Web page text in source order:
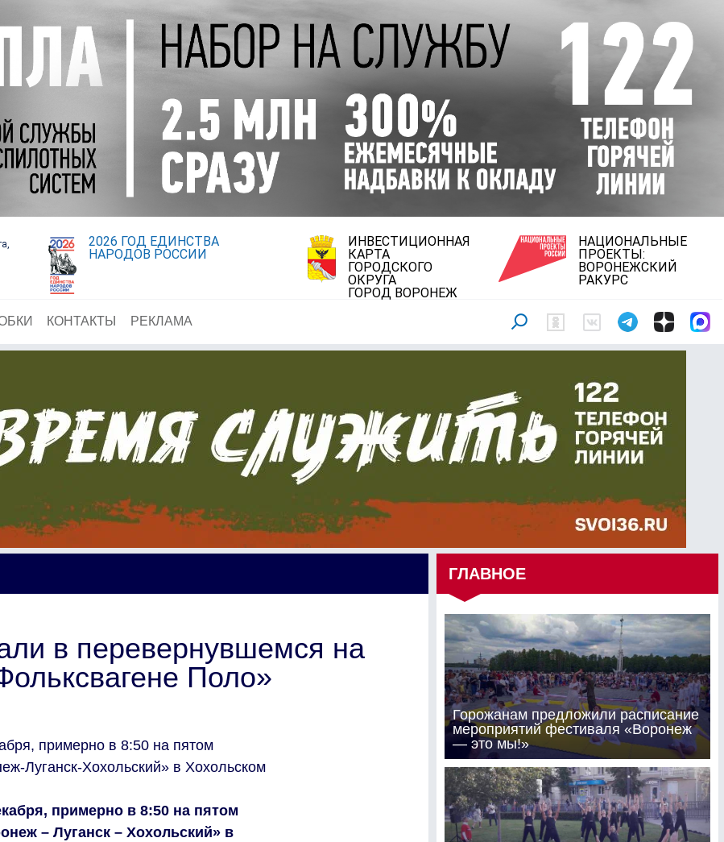
2026 ГОД ЕДИНСТВА
НАРОДОВ РОССИИ
ИНВЕСТИЦИОННАЯ
КАРТА
ГОРОДСКОГО
ОКРУГА
ГОРОД ВОРОНЕЖ
НАЦИОНАЛЬНЫЕ
ПРОЕКТЫ:
ВОРОНЕЖСКИЙ
РАКУРС
КОНТАКТЫ РЕКЛАМА
в перевернувшемся на
Поло»
примерно в 8:50 на пятом
Луганск-Хохольский» в Хохольском
примерно в 8:50 на пятом
– Луганск – Хохольский» в
ГЛАВНОЕ
Горожанам предложили расписание
мероприятий фестиваля «Воронеж
— это мы!»